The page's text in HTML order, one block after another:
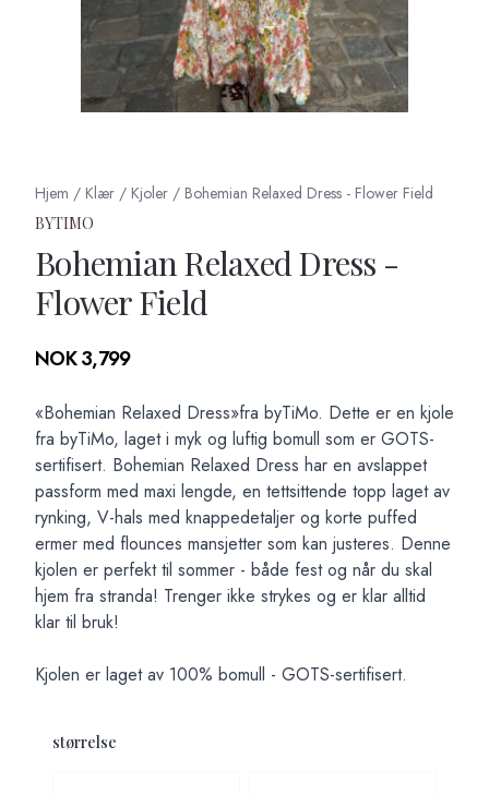
Hjem / Klær / Kjoler / Bohemian Relaxed Dress - Flower Field
BYTIMO
Bohemian Relaxed Dress -
Flower Field
Produktdetaljer
NOK 3,799
Description
«Bohemian Relaxed Dress»fra byTiMo. Dette er en kjole
fra byTiMo, laget i myk og luftig bomull som er GOTS-
sertifisert. Bohemian Relaxed Dress har en avslappet
passform med maxi lengde, en tettsittende topp laget av
rynking, V-hals med knappedetaljer og korte puffed
ermer med flounces mansjetter som kan justeres. Denne
kjolen er perfekt til sommer - både fest og når du skal
hjem fra stranda! Trenger ikke strykes og er klar alltid
klar til bruk!
Kjolen er laget av 100% bomull - GOTS-sertifisert.
størrelse